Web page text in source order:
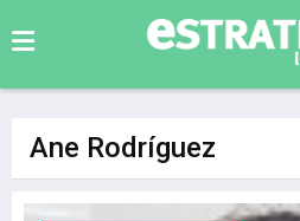
Ane Rodríguez